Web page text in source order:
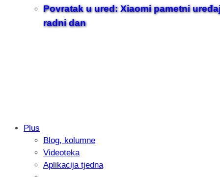
Povratak u ured: Xiaomi pametni
radni dan
Samsung otkrio kako je nastajala
donijelo tanje i izdržljivije preklopne
Plus
Blog, kolumne
Videoteka
Aplikacija tjedna